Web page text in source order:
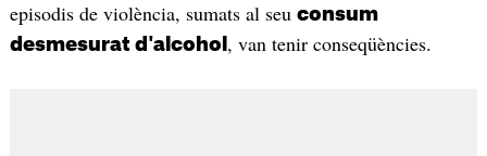
episodis de violència, sumats al seu consum
desmesurat d'alcohol , van tenir conseqüències.